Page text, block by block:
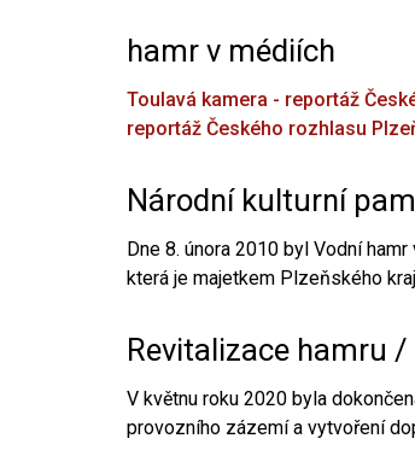
hamr v médiích
Toulavá kamera - reportáž
reportáž Českého rozhlasu
Národní kulturní
Dne 8. února 2010 byl Vodní
která je majetkem Plzeňského
Revitalizace hamru
V květnu roku 2020 byla
provozního zázemí a vytvoření